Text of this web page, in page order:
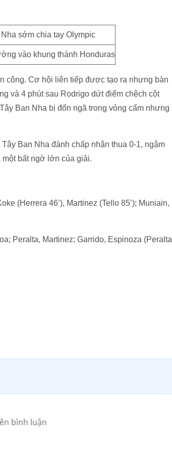
vào khung thành Honduras
công. Cơ hội liên tiếp được tạo ra nhưng bàn
và 4 phút sau Rodrigo dứt điểm chệch cột
Ban Nha bị đốn ngã trong vòng cấm nhưng
Ban Nha đành chấp nhận thua 0-1, ngậm
bất ngờ lớn của giải.
(Herrera 46’), Martinez (Tello 85’); Muniain,
Peralta, Martinez; Garrido, Espinoza (Peralta